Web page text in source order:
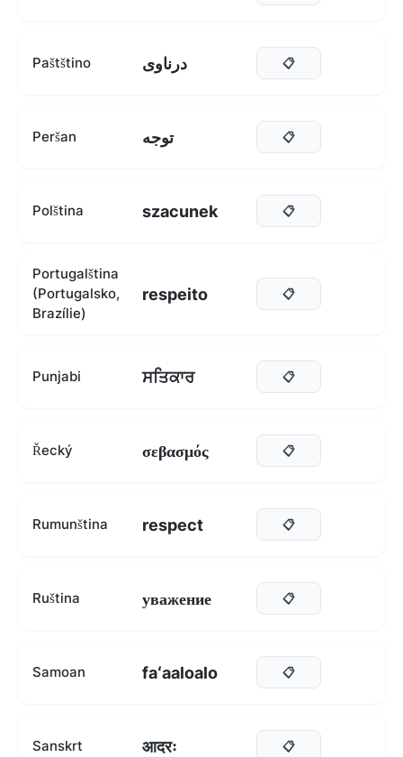
Paštštino درناوی 📋
Peršan توجه 📋
Polština szacunek 📋
Portugalština
(Portugalsko,
Brazílie)
respeito 📋
Punjabi ਸਤਿਕਾਰ 📋
Řecký σεβασμός 📋
Rumunština respect 📋
Ruština уважение 📋
Samoan faʻaaloalo 📋
Sanskrt आदरः 📋